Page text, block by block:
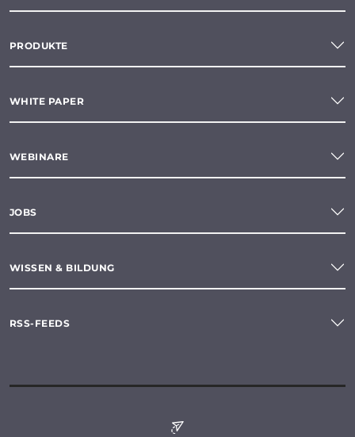
PRODUKTE
WHITE PAPER
WEBINARE
JOBS
WISSEN & BILDUNG
RSS-FEEDS